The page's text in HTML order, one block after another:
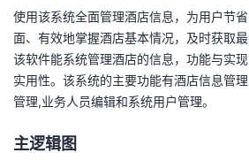
课
程
的
认
我
的
我
术
支
云
声
使用该系统全面管理酒店信息，为用户节
面、有效地掌握酒店基本情况，及时获取最
该软件能系统管理酒店的信息，功能与实
实用性。该系统的主要功能有酒店信息管
管理,业务人员编辑和系统用户管理。
主逻辑图